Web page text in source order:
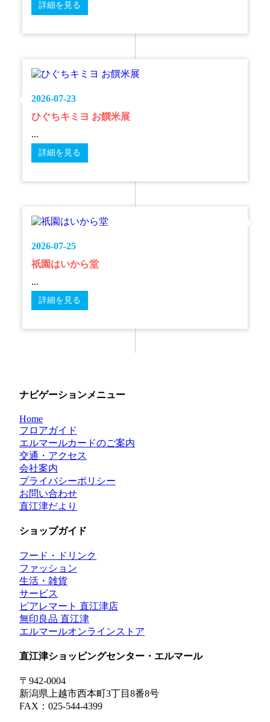
詳細を見る
2026-07-23
ひぐちキミヨ お饌米展
...
詳細を見る
2026-07-25
祇園はいから堂
...
詳細を見る
ナビゲーションメニュー
Home
フロアガイド
エルマールカードのご案内
交通・アクセス
会社案内
プライバシーポリシー
お問い合わせ
直江津だより
ショップガイド
フード・ドリンク
ファッション
生活・雑貨
サービス
ピアレマート 直江津店
無印良品 直江津
エルマールオンラインストア
直江津ショッピングセンター・エルマール
〒942-0004
新潟県上越市西本町3丁目8番8号
FAX：025-544-4399